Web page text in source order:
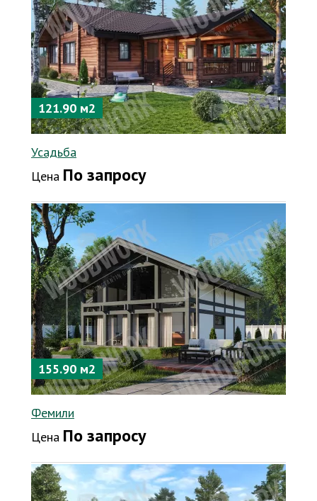
121.90 м2
Усадьба
Цена По запросу
155.90 м2
Фемили
Цена По запросу